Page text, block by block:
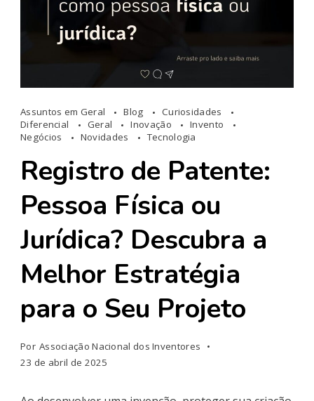
Assuntos em Geral Blog
Curiosidades
Diferencial
Geral Inovação
Invento
Negócios
Novidades Tecnologia
Registro de Patente:
Pessoa Física ou
Jurídica? Descubra a
Melhor Estratégia
para o Seu Projeto
Por Associação Nacional dos Inventores
23 de abril de 2025